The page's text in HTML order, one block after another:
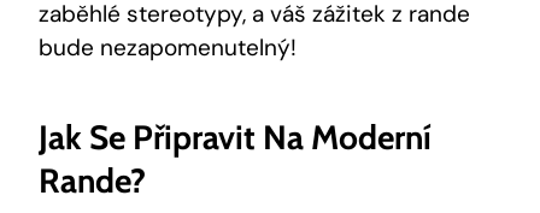
zaběhlé stereotypy, a váš zážitek z rande
bude nezapomenutelný!
Jak Se Připravit Na Moderní
Rande?